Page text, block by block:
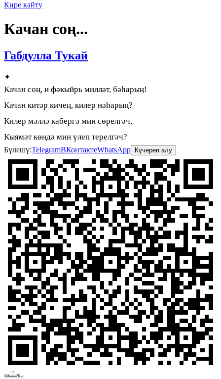
Кире кайту
Качан соң...
Габдулла Тукай
✦
Качан соң, и фәкыйрь милләт, бәһарың!
Качан китәр кичең, килер нәһарың?
Килер мәллә кабергә мин сөрелгәч,
Кыямәт көндә мин үлеп терелгәч?
Бүлешү:TelegramВКонтактеWhatsApp Күчереп алу